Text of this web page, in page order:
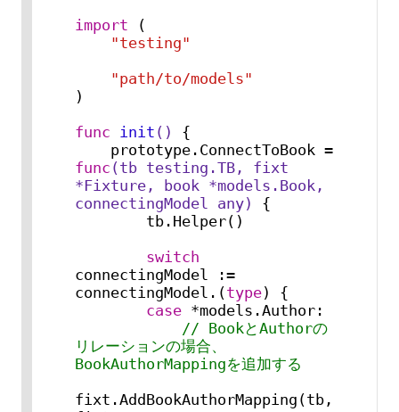
import (
"testing"
"path/to/models"
)
func init ()
{
    prototype.ConnectToBook =
func (tb testing.TB, fixt
*Fixture, book *models.Book,
connectingModel any)
{
switch
connectingModel :=
connectingModel.(type) {
case *models.Author:
// BookとAuthorの
リレーションの場合、
BookAuthorMappingを追加する
fixt.AddBookAuthorMapping(tb,